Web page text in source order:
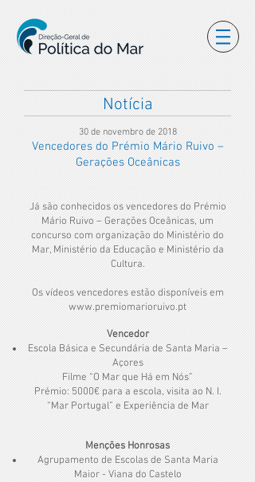
Notícia
30 de novembro de 2018
Vencedores do Prémio Mário Ruivo –
Gerações Oceânicas
Já são conhecidos os vencedores do Prémio
Mário Ruivo – Gerações Oceânicas, um
concurso com organização do Ministério do
Mar, Ministério da Educação e Ministério da
Cultura.
Os vídeos vencedores estão disponíveis em
www.premiomarioruivo.pt
Vencedor
Escola Básica e Secundária de Santa Maria –
Açores
Filme “O Mar que Há em Nós”
Prémio: 5000€ para a escola, visita ao N. I.
“Mar Portugal” e Experiência de Mar
Menções Honrosas
Agrupamento de Escolas de Santa Maria
Maior - Viana do Castelo